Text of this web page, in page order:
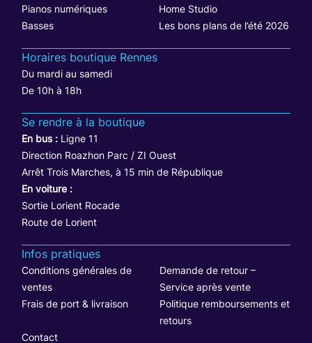
Pianos numériques
Home Studio
Basses
Les bons plans de l’été 2026
Horaires boutique Rennes
Du mardi au samedi
De 10h à 18h
Se rendre à la boutique
En bus : Ligne 11
Direction Roazhon Parc / ZI Ouest
Arrêt Trois Marches, à 15 min de République
En voiture :
Sortie Lorient Rocade
Route de Lorient
Infos pratiques
Conditions générales de
ventes
Demande de retour –
Service après vente
Frais de port & livraison
Politique remboursements et
retours
Contact